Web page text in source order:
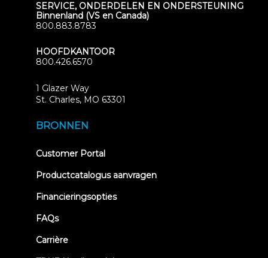
SERVICE, ONDERDELEN EN ONDERSTEUNING
Binnenland (VS en Canada)
800.883.8783
HOOFDKANTOOR
800.426.6570
1 Glazer Way
St. Charles, MO 63301
BRONNEN
Customer Portal(opens
new
Productcatalogus aanvragen
Financieringsopties
FAQs
Carrière